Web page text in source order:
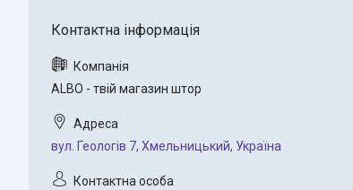
ALBO - твій магазин штор
вул. Геологів 7, Хмельницький, Україна